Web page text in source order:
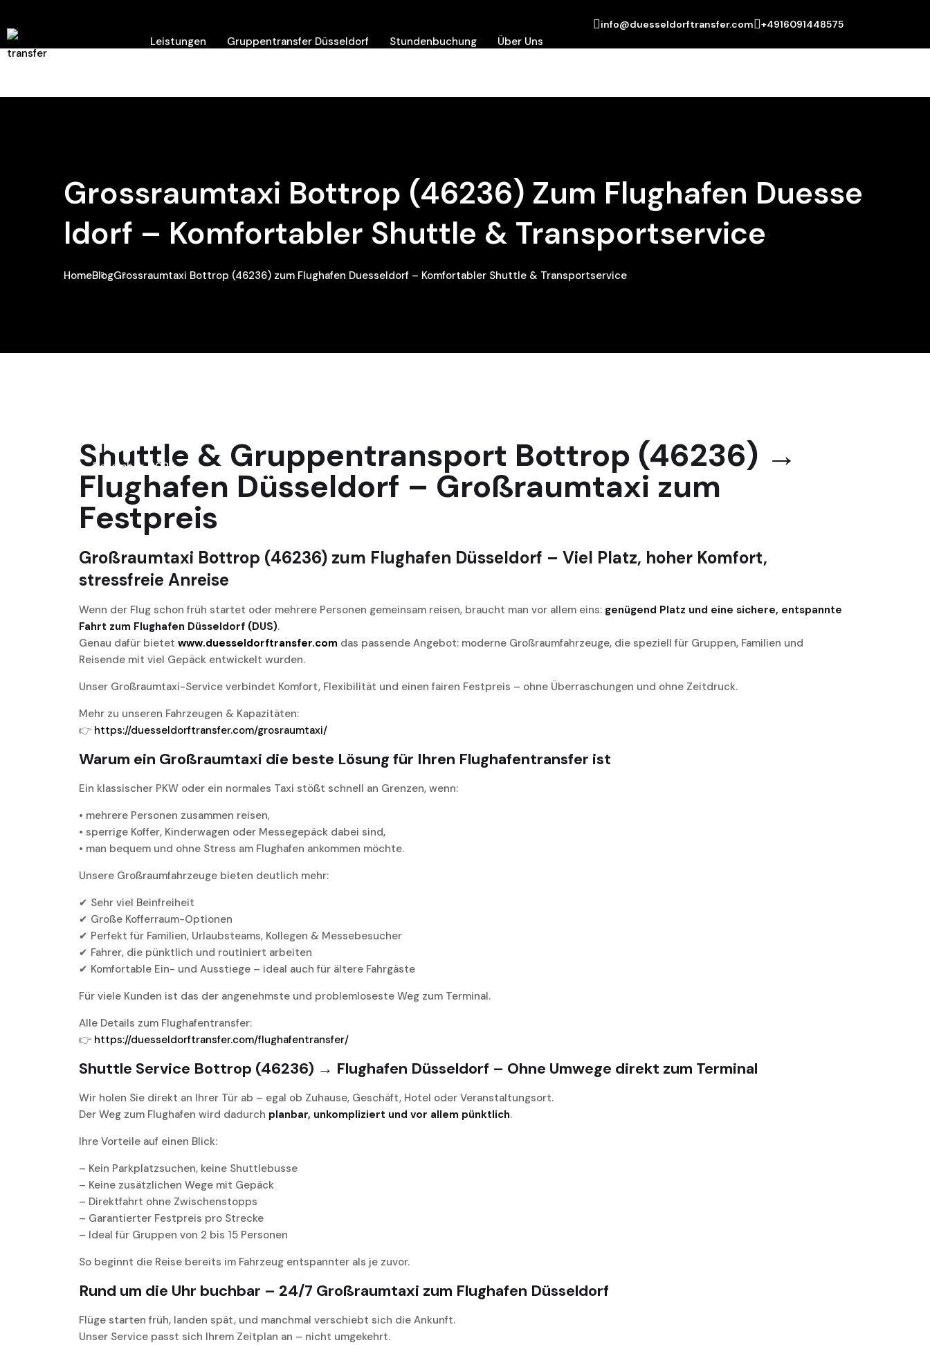
Leistungen Gruppentransfer Düsseldorf Stundenbuchung Über Uns
info@duesseldorftransfer.com +4916091448575
Grossraumtaxi Bottrop (46236) Zum Flughafen Duesse
Ldorf – Komfortabler Shuttle & Transportservice
HomeBlogGrossraumtaxi Bottrop (46236) zum Flughafen Duesseldorf – Komfortabler Shuttle & Transportservice
15
Dezember, 2025
Shuttle & Gruppentransport Bottrop (46236) →
Flughafen Düsseldorf – Großraumtaxi zum
Festpreis
Großraumtaxi Bottrop (46236) zum Flughafen Düsseldorf – Viel Platz, hoher Komfort,
stressfreie Anreise
Wenn der Flug schon früh startet oder mehrere Personen gemeinsam reisen, braucht man vor allem eins: genügend Platz und eine sichere, entspannte
Fahrt zum Flughafen Düsseldorf (DUS).
Genau dafür bietet www.duesseldorftransfer.com das passende Angebot: moderne Großraumfahrzeuge, die speziell für Gruppen, Familien und
Reisende mit viel Gepäck entwickelt wurden.
Unser Großraumtaxi-Service verbindet Komfort, Flexibilität und einen fairen Festpreis – ohne Überraschungen und ohne Zeitdruck.
Mehr zu unseren Fahrzeugen & Kapazitäten:
👉 https://duesseldorftransfer.com/grosraumtaxi/
Warum ein Großraumtaxi die beste Lösung für Ihren Flughafentransfer ist
Ein klassischer PKW oder ein normales Taxi stößt schnell an Grenzen, wenn:
• mehrere Personen zusammen reisen,
• sperrige Koffer, Kinderwagen oder Messegepäck dabei sind,
• man bequem und ohne Stress am Flughafen ankommen möchte.
Unsere Großraumfahrzeuge bieten deutlich mehr:
✔ Sehr viel Beinfreiheit
✔ Große Kofferraum-Optionen
✔ Perfekt für Familien, Urlaubsteams, Kollegen & Messebesucher
✔ Fahrer, die pünktlich und routiniert arbeiten
✔ Komfortable Ein- und Ausstiege – ideal auch für ältere Fahrgäste
Für viele Kunden ist das der angenehmste und problemloseste Weg zum Terminal.
Alle Details zum Flughafentransfer:
👉 https://duesseldorftransfer.com/flughafentransfer/
Shuttle Service Bottrop (46236) → Flughafen Düsseldorf – Ohne Umwege direkt zum Terminal
Wir holen Sie direkt an Ihrer Tür ab – egal ob Zuhause, Geschäft, Hotel oder Veranstaltungsort.
Der Weg zum Flughafen wird dadurch planbar, unkompliziert und vor allem pünktlich.
Ihre Vorteile auf einen Blick:
– Kein Parkplatzsuchen, keine Shuttlebusse
– Keine zusätzlichen Wege mit Gepäck
– Direktfahrt ohne Zwischenstopps
– Garantierter Festpreis pro Strecke
– Ideal für Gruppen von 2 bis 15 Personen
So beginnt die Reise bereits im Fahrzeug entspannter als je zuvor.
Rund um die Uhr buchbar – 24/7 Großraumtaxi zum Flughafen Düsseldorf
Flüge starten früh, landen spät, und manchmal verschiebt sich die Ankunft.
Unser Service passt sich Ihrem Zeitplan an – nicht umgekehrt.